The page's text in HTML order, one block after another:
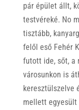
pár épület állt,
testvéreké. No
tisztább,
felől eső Fehér
futott ide, sőt, a
városunkon is
keresztülszelve
mellett egyesült